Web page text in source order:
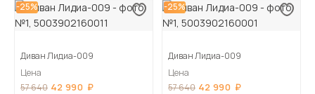
-25%
Диван Лидиа-009
Цена
57 640 42 990
-25%
Диван Лидиа-009
Цена
57 640 42 990